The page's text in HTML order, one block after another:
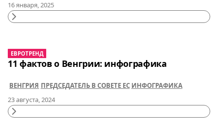
16 января, 2025
Continue
ЕВРОТРЕНД
11 фактов о Венгрии: инфографика
ВЕНГРИЯ ПРЕДСЕДАТЕЛЬ В СОВЕТЕ ЕС ИНФОГРАФИКА
23 августа, 2024
Continue